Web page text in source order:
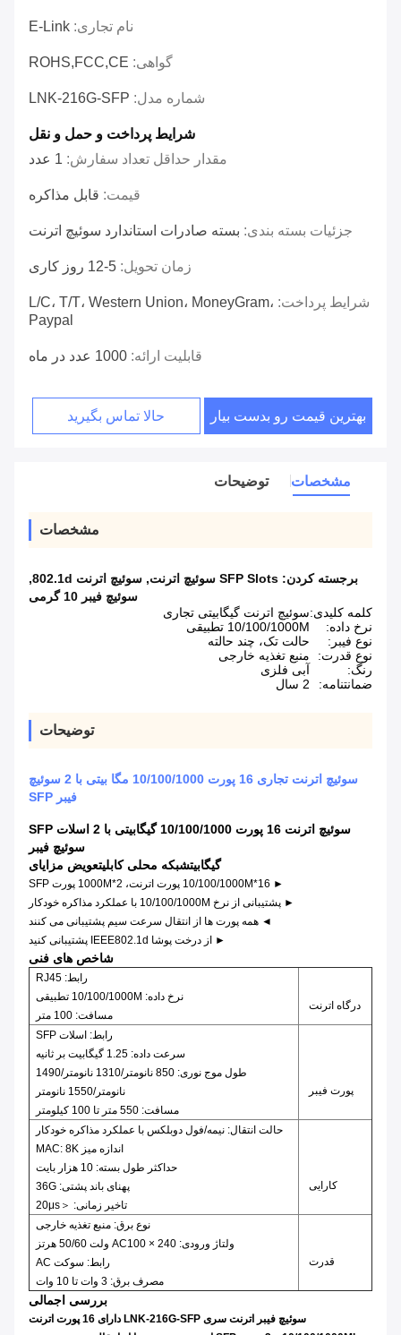
نام تجاری: E-Link
گواهی: ROHS,FCC,CE
شماره مدل: LNK-216G-SFP
شرایط پرداخت و حمل و نقل
مقدار حداقل تعداد سفارش: 1 عدد
قیمت: قابل مذاکره
جزئیات بسته بندی: بسته صادرات استاندارد سوئیچ اترنت
زمان تحویل: 5-12 روز کاری
شرایط پرداخت: L/C، T/T، Western Union، MoneyGram،
Paypal
قابلیت ارائه: 1000 عدد در ماه
بهترین قیمت رو بدست بیار حالا تماس بگیرید
مشخصات توضیحات
مشخصات
برجسته کردن: SFP Slots سوئیچ اترنت , سوئیچ اترنت 802.1d
,
سوئیچ فیبر 10 گرمی
کلمه کلیدی:سوئیچ اترنت گیگابیتی تجاری
نرخ داده:
10/100/1000M تطبیقی
نوع فیبر:
حالت تک، چند حالته
نوع قدرت:
منبع تغذیه خارجی
رنگ:
آبی فلزی
ضمانتنامه:
2 سال
توضیحات
سوئیچ اترنت تجاری 16 پورت 10/100/1000 مگا بیتی با 2 سوئیچ
فیبر SFP
سوئیچ اترنت 16 پورت 10/100/1000 گیگابیتی با 2 اسلات SFP
سوئیچ فیبر
گیگابیتشبکه محلی کابلیتعویض مزایای
► 16*10/100/1000M پورت اترنت، 2*1000M پورت SFP
► پشتیبانی از نرخ 10/100/1000M با عملکرد مذاکره خودکار
◄ همه پورت ها از انتقال سرعت سیم پشتیبانی می کنند
► از درخت پوشا IEEE802.1d پشتیبانی کنید
شاخص های فنی
درگاه اترنت
رابط: RJ45
نرخ داده: 10/100/1000M تطبیقی
مسافت: 100 متر
پورت فیبر
رابط: اسلات SFP
سرعت داده: 1.25 گیگابیت بر ثانیه
طول موج نوری: 850 نانومتر/1310 نانومتر/1490
نانومتر/1550 نانومتر
مسافت: 550 متر تا 100 کیلومتر
کارایی
حالت انتقال: نیمه/فول دوبلکس با عملکرد مذاکره خودکار
اندازه میز MAC: 8K
حداکثر طول بسته: 10 هزار بایت
پهنای باند پشتی: 36G
تاخیر زمانی: ＜20μs
قدرت
نوع برق: منبع تغذیه خارجی
ولتاژ ورودی: AC100 × 240 ولت 50/60 هرتز
رابط: سوکت AC
مصرف برق: 3 وات تا 10 وات
بررسی اجمالی
سوئیچ فیبر اترنت سری LNK-216G-SFP دارای 16 پورت اترنت